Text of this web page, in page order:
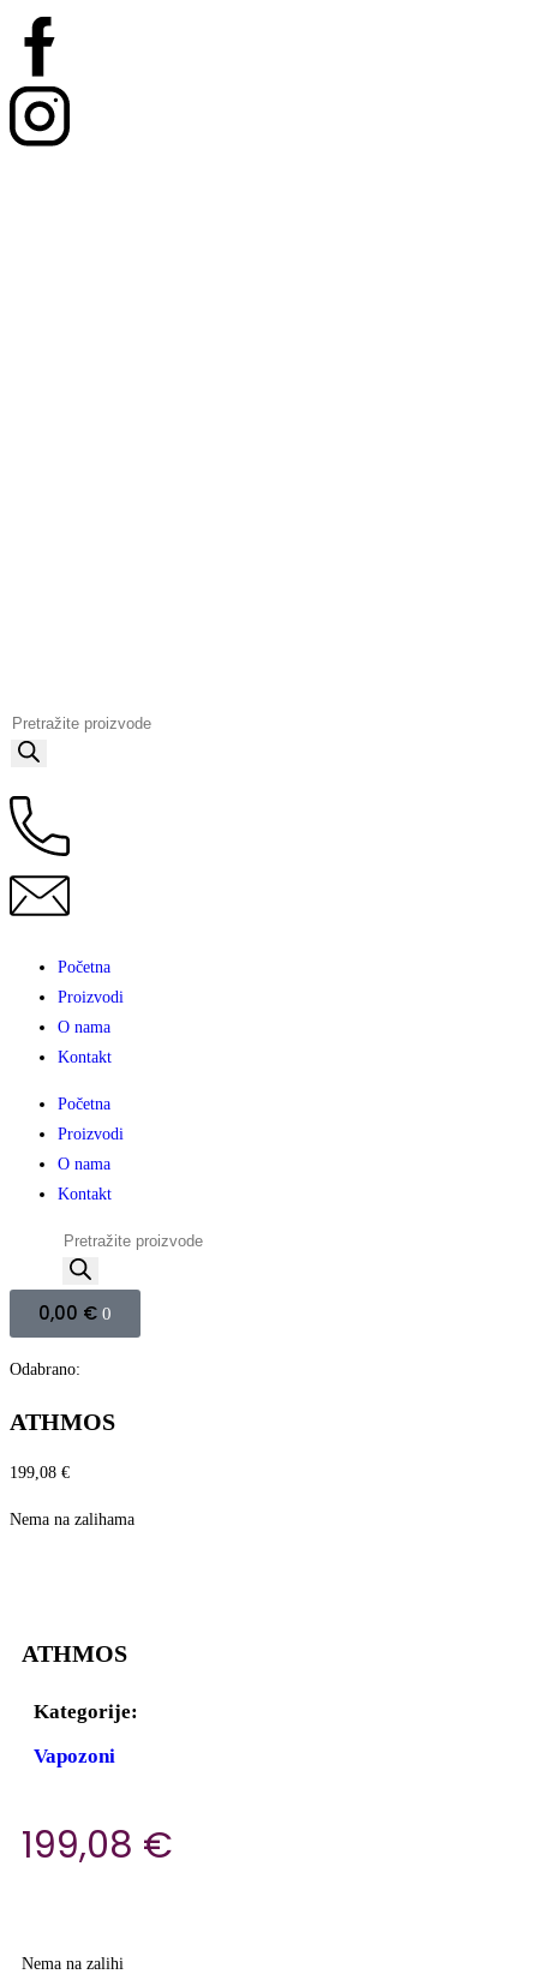
Početna
Proizvodi
O nama
Kontakt
Početna
Proizvodi
O nama
Kontakt
0,00 € 0
Odabrano:
ATHMOS
199,08 €
Nema na zalihama
ATHMOS
Kategorije:
Vapozoni
199,08 €
Nema na zalihi